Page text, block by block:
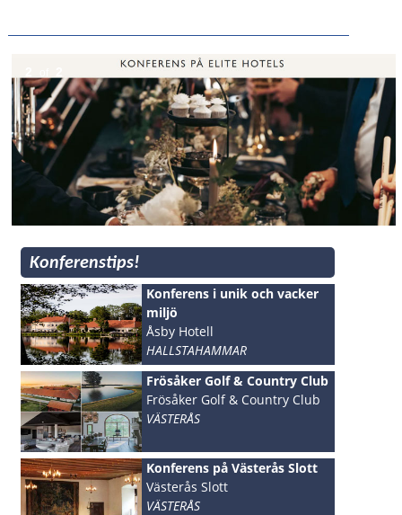
Konferenstips!
Konferens i unik och vacker
miljö
Åsby Hotell
HALLSTAHAMMAR
Frösåker Golf & Country Club
Frösåker Golf & Country Club
VÄSTERÅS
Konferens på Västerås Slott
Västerås Slott
VÄSTERÅS